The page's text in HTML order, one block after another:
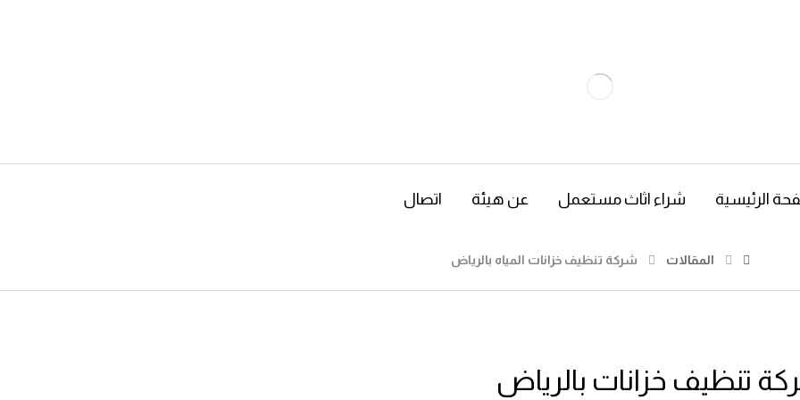
الرئيسية شراء اثاث مستعمل عن هيئة اتصال
المقالات شركة تنظيف خزانات المياه بالرياض
تنظيف خزانات بالرياض